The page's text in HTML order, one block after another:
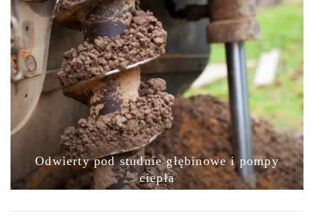
Odwierty pod studnie głębinowe i pompy
ciepła